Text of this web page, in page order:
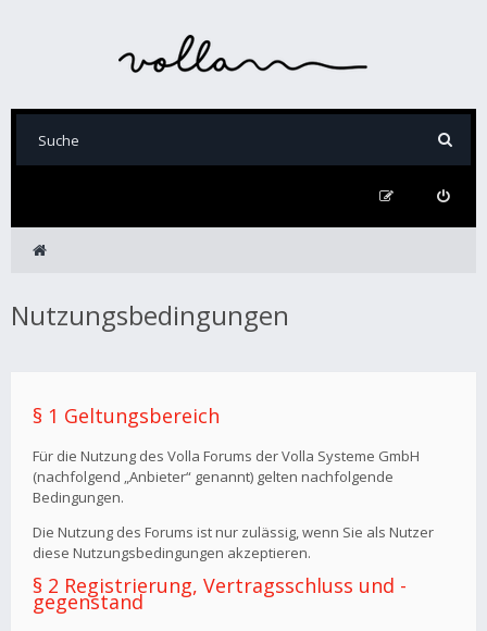
Nutzungsbedingungen
§ 1 Geltungsbereich
Für die Nutzung des Volla Forums der Volla Systeme GmbH
(nachfolgend „Anbieter“ genannt) gelten nachfolgende
Bedingungen.
Die Nutzung des Forums ist nur zulässig, wenn Sie als Nutzer
diese Nutzungsbedingungen akzeptieren.
§ 2 Registrierung, Vertragsschluss und -
gegenstand